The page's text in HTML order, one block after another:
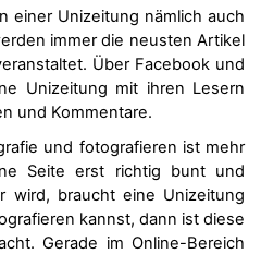
einer Unizeitung nämlich auch
immer die neusten Artikel
Über Facebook und
Unizeitung mit ihren Lesern
und Kommentare.
und fotografieren ist mehr
Seite erst richtig bunt und
wird, braucht eine Unizeitung
kannst, dann ist diese
Gerade im Online-Bereich